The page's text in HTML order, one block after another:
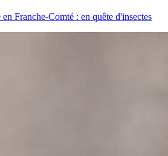
Franche-Comté : en quête d'insectes